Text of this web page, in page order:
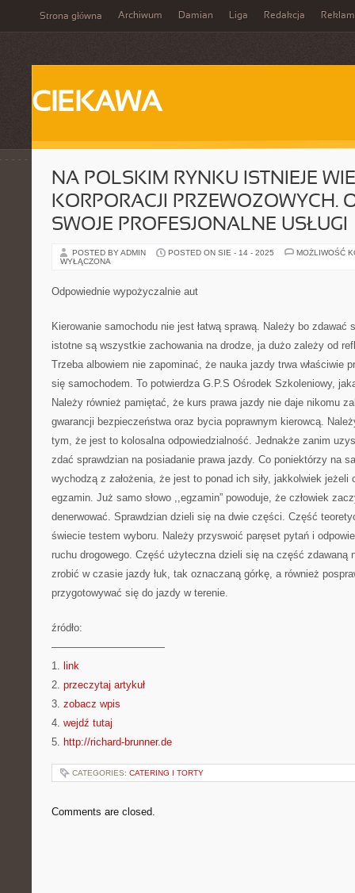
Strona główna Archiwum Damian Liga Redakcja
CIEKAWA
NA POLSKIM RYNKU ISTNIEJE
KORPORACJI PRZEWOZOWYCH.
SWOJE PROFESJONALNE USŁUGI
POSTED BY ADMIN POSTED ON SIE - 14 - 2025
MOŻLIWOŚĆ
WYŁĄCZONA
Odpowiednie wypożyczalnie aut
Kierowanie samochodu nie jest łatwą sprawą. Należy bo zdawać
istotne są wszystkie zachowania na drodze, ja dużo zależy od
Trzeba albowiem nie zapominać, że nauka jazdy trwa właściwie
się samochodem. To potwierdza G.P.S Ośrodek Szkoleniowy,
Należy również pamiętać, że kurs prawa jazdy nie daje nikomu
gwarancji bezpieczeństwa oraz bycia poprawnym kierowcą.
tym, że jest to kolosalna odpowiedzialność. Jednakże zanim
zdać sprawdzian na posiadanie prawa jazdy. Co poniektórzy na
wychodzą z założenia, że jest to ponad ich siły, jakkolwiek
egzamin. Już samo słowo ,,egzamin” powoduje, że człowiek
denerwować. Sprawdzian dzieli się na dwie części. Część
świecie testem wyboru. Należy przyswoić paręset pytań i
ruchu drogowego. Część użyteczna dzieli się na część zdawaną
zrobić w czasie jazdy łuk, tak oznaczaną górkę, a również
przygotowywać się do jazdy w terenie.
źródło:
———————————
1. link
2. przeczytaj artykuł
3. zobacz wpis
4. wejdź tutaj
5. http://richard-brunner.de
CATEGORIES: CATERING I TORTY
Comments are closed.